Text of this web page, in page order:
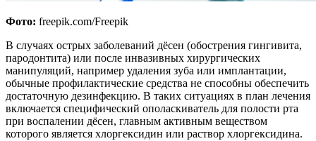
Фото: freepik.com/Freepik
В случаях острых заболеваний дёсен (обострения гингивита,
пародонтита) или после инвазивных хирургических
манипуляций, например удаления зуба или имплантации,
обычные профилактические средства не способны обеспечить
достаточную дезинфекцию. В таких ситуациях в план лечения
включается специфический ополаскиватель для полости рта
при воспалении дёсен, главным активным веществом
которого является хлоргексидин или раствор хлоргексидина.